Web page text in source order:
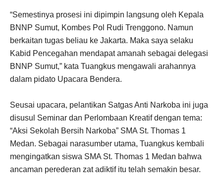
“Semestinya prosesi ini dipimpin langsung oleh Kepala
BNNP Sumut, Kombes Pol Rudi Trenggono. Namun
berkaitan tugas beliau ke Jakarta. Maka saya selaku
Kabid Pencegahan mendapat amanah sebagai delegasi
BNNP Sumut,” kata Tuangkus mengawali arahannya
dalam pidato Upacara Bendera.
Seusai upacara, pelantikan Satgas Anti Narkoba ini juga
disusul Seminar dan Perlombaan Kreatif dengan tema:
“Aksi Sekolah Bersih Narkoba” SMA St. Thomas 1
Medan. Sebagai narasumber utama, Tuangkus kembali
mengingatkan siswa SMA St. Thomas 1 Medan bahwa
ancaman perederan zat adiktif itu telah semakin besar.